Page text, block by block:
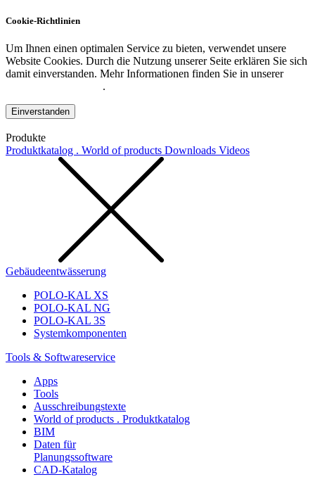
Cookie-Richtlinien
Um Ihnen einen optimalen Service zu bieten, verwendet unsere
Website Cookies. Durch die Nutzung unserer Seite erklären Sie sich
damit einverstanden. Mehr Informationen finden Sie in unserer
.
Einverstanden
Produkte
Produktkatalog . World of products Downloads Videos
Gebäudeentwässerung
POLO-KAL XS
POLO-KAL NG
POLO-KAL 3S
Systemkomponenten
Tools & Softwareservice
Apps
Tools
Ausschreibungstexte
World of products . Produktkatalog
BIM
Daten für
Planungssoftware
CAD-Katalog